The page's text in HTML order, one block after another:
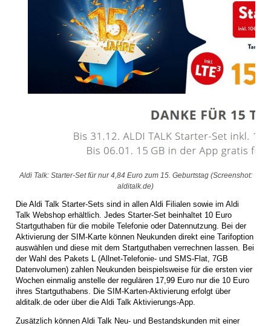
Aldi Talk: Starter-Set für nur 4,84 Euro zum 15. Geburtstag (Screenshot:
alditalk.de)
Die Aldi Talk Starter-Sets sind in allen Aldi Filialen sowie im Aldi
Talk Webshop erhältlich. Jedes Starter-Set beinhaltet 10 Euro
Startguthaben für die mobile Telefonie oder Datennutzung. Bei der
Aktivierung der SIM-Karte können Neukunden direkt eine Tarifoption
auswählen und diese mit dem Startguthaben verrechnen lassen. Bei
der Wahl des Pakets L (Allnet-Telefonie- und SMS-Flat, 7GB
Datenvolumen) zahlen Neukunden beispielsweise für die ersten vier
Wochen einmalig anstelle der regulären 17,99 Euro nur die 10 Euro
ihres Startguthabens. Die SIM-Karten-Aktivierung erfolgt über
alditalk.de oder über die Aldi Talk Aktivierungs-App.
Zusätzlich können Aldi Talk Neu- und Bestandskunden mit einer